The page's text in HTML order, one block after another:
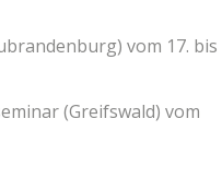
vom 17. bis
(Greifs­wald) vom